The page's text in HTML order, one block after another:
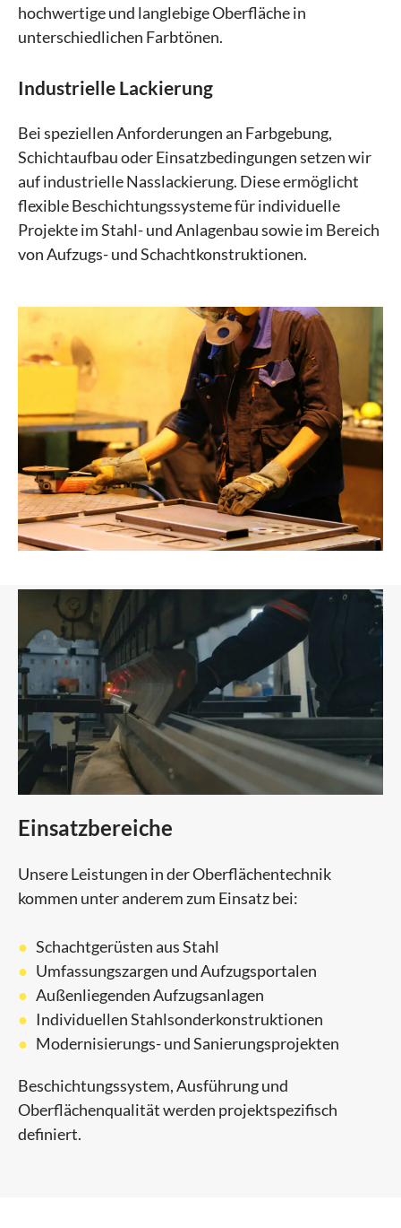
hochwertige und langlebige Oberfläche in
unterschiedlichen Farbtönen.
Industrielle Lackierung
Bei speziellen Anforderungen an Farbgebung,
Schichtaufbau oder Einsatzbedingungen setzen wir
auf industrielle Nasslackierung. Diese ermöglicht
flexible Beschichtungssysteme für individuelle
Projekte im Stahl- und Anlagenbau sowie im Bereich
von Aufzugs- und Schachtkonstruktionen.
Einsatzbereiche
Unsere Leistungen in der Oberflächentechnik
kommen unter anderem zum Einsatz bei:
Schachtgerüsten aus Stahl
Umfassungszargen und Aufzugsportalen
Außenliegenden Aufzugsanlagen
Individuellen Stahlsonderkonstruktionen
Modernisierungs- und Sanierungsprojekten
Beschichtungssystem, Ausführung und
Oberflächenqualität werden projektspezifisch
definiert.